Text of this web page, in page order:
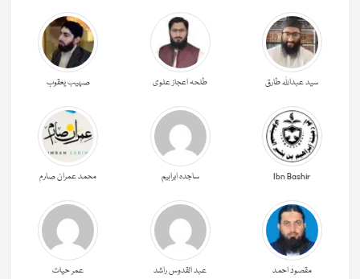
سید عبداللہ طارق طلحہ اعجاز علوی صہیب یعقوب
Ibn Bashir ساجدہ ابراہیم محمد عمران صارم
مقصود احمد عبد القدوس راشد عمر حیات